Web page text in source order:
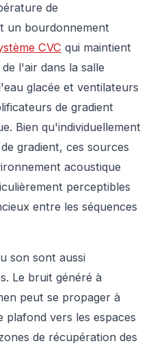
de
un bourdonnement
CVC qui maintient
l'air dans la salle
glacée et ventilateurs
de gradient
Bien qu'individuellement
gradient, ces sources
acoustique
perceptibles
entre les séquences
son sont aussi
Le bruit généré à
peut se propager à
vers les espaces
de récupération des